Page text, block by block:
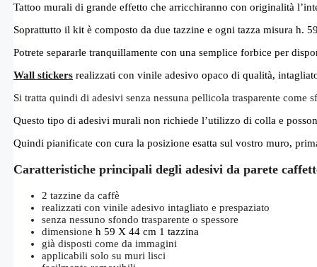
Tattoo murali di grande effetto che arricchiranno con originalità
Soprattutto il kit è composto da due tazzine e ogni tazza misura h.
Potrete separarle tranquillamente con una semplice forbice per
Wall stickers realizzati con vinile adesivo opaco di qualità,
Si tratta quindi di adesivi senza nessuna pellicola trasparente
Questo tipo di adesivi murali non richiede l’utilizzo di colla e
Quindi pianificate con cura la posizione esatta sul vostro muro,
Caratteristiche principali degli adesivi da parete
2 tazzine da caffè
realizzati con vinile adesivo intagliato e prespaziato
senza nessuno sfondo trasparente o spessore
dimensione h 59 X 44 cm 1 tazzina
già disposti come da immagini
applicabili solo su muri lisci